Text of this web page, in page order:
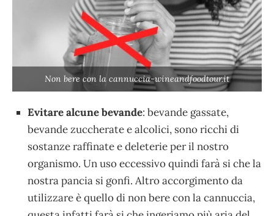
Non bere con la cannuccia-wineandfoodtour.it
Evitare alcune bevande: bevande gassate,
bevande zuccherate e alcolici, sono ricchi di
sostanze raffinate e deleterie per il nostro
organismo. Un uso eccessivo quindi farà si che la
nostra pancia si gonfi. Altro accorgimento da
utilizzare è quello di non bere con la cannuccia,